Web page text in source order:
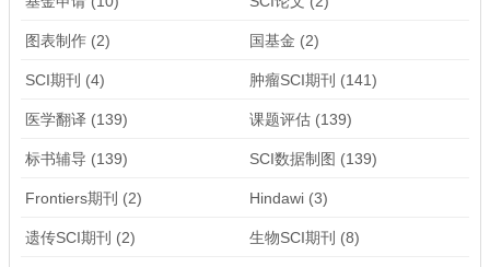
图表制作 (2) 国基金 (2)
SCI期刊 (4) 肿瘤SCI期刊 (141)
医学翻译 (139) 课题评估 (139)
标书辅导 (139) SCI数据制图 (139)
Frontiers期刊 (2) Hindawi (3)
遗传SCI期刊 (2) 生物SCI期刊 (8)